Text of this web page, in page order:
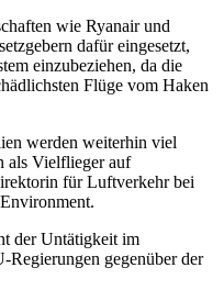
wie Ryanair und
dafür eingesetzt,
einzubeziehen, da die
Flüge vom Haken
werden weiterhin viel
als Vielflieger auf
für Luftverkehr bei
der Untätigkeit im
gegenüber der